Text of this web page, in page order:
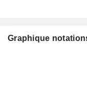
Graphique